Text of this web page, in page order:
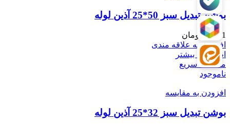
بوشن تبدیل سبز 50*25 آذین لوله
14,021 تومان
افزودن به علاقه مندی
اطلاعات بیشتر
مشاهده سریع
ناموجود
افزودن به مقایسه
بوشن تبدیل سبز 32*25 آذین لوله